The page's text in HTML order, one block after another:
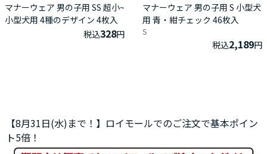
マナーウェア 男の子用 SS 超小~
小型犬用 4種のデザイン 4枚入
税込328円
マナーウェア 男の子用 S 小型犬
用 青・紺チェック 46枚入
S
税込2,189円
【8月31日(水)まで！】ロイモールでのご注文で基本ポイン
ト5倍！